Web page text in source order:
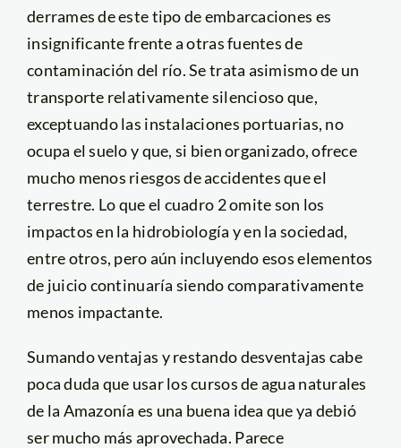
derrames de este tipo de embarcaciones es
insignificante frente a otras fuentes de
contaminación del río. Se trata asimismo de un
transporte relativamente silencioso que,
exceptuando las instalaciones portuarias, no
ocupa el suelo y que, si bien organizado, ofrece
mucho menos riesgos de accidentes que el
terrestre. Lo que el cuadro 2 omite son los
impactos en la hidrobiología y en la sociedad,
entre otros, pero aún incluyendo esos elementos
de juicio continuaría siendo comparativamente
menos impactante.
Sumando ventajas y restando desventajas cabe
poca duda que usar los cursos de agua naturales
de la Amazonía es una buena idea que ya debió
ser mucho más aprovechada. Parece